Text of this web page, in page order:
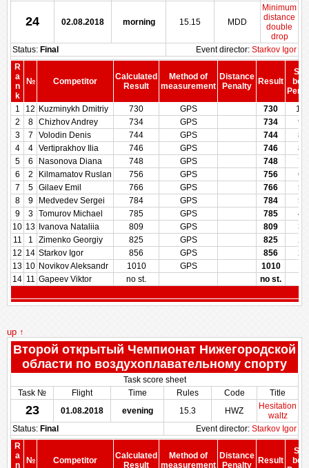
24 02.08.2018 morning 15.15 MDD
Minimum
distance
double
drop
Status: Final Event director: Starkov Igor
R
a
n
k
№ Competitor
Calculated
Result
Method of
measurement
Distance
Penalty
Result
1
12 Kuzminykh Dmitriy 730 GPS 730
2
8 Chizhov Andrey 734 GPS 734
3
7 Volodin Denis 744 GPS 744
4
4 Vertiprakhov Ilia 746 GPS 746
5
6 Nasonova Diana 748 GPS 748
6
2 Kilmamatov Ruslan 756 GPS 756
7
5 Gilaev Emil 766 GPS 766
8
9 Medvedev Sergei 784 GPS 784
9
3 Tomurov Michael 785 GPS 785
10 13 Ivanova Nataliia 809 GPS 809
11
1 Zimenko Georgiy 825 GPS 825
12 14 Starkov Igor 856 GPS 856
13 10 Novikov Aleksandr 1010 GPS 1010
14 11 Gapeev Viktor no st. no st.
up ↑
Второй открытый Чемпионат Нижегородской
области по воздухоплавательному спорту
Task score sheet
Task №
Flight Time Rules Code Title
23 01.08.2018 evening 15.3 HWZ
Hesitation
waltz
Status: Final Event director: Starkov Igor
R
a
n
№ Competitor
Calculated
Result
Method of
measurement
Distance
Penalty
Result